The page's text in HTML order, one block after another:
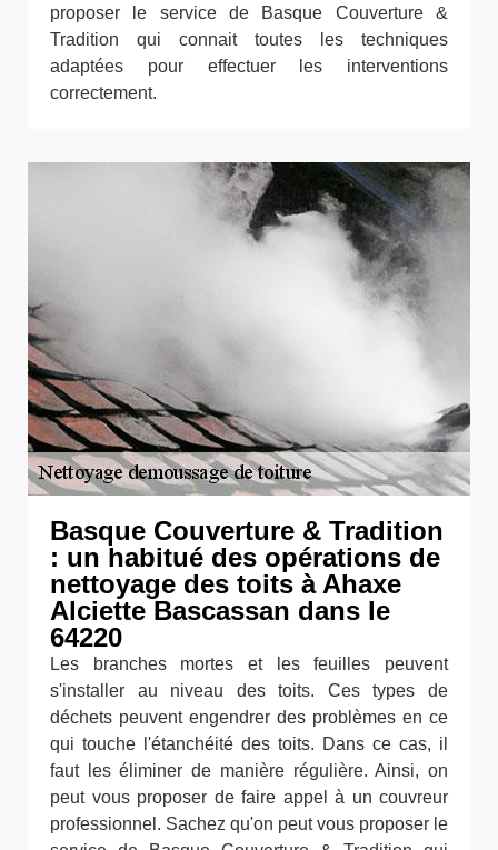
proposer le service de Basque Couverture &
Tradition qui connait toutes les techniques
adaptées pour effectuer les interventions
correctement.
Basque Couverture & Tradition
: un habitué des opérations de
nettoyage des toits à Ahaxe
Alciette Bascassan dans le
64220
Les branches mortes et les feuilles peuvent
s'installer au niveau des toits. Ces types de
déchets peuvent engendrer des problèmes en ce
qui touche l'étanchéité des toits. Dans ce cas, il
faut les éliminer de manière régulière. Ainsi, on
peut vous proposer de faire appel à un couvreur
professionnel. Sachez qu'on peut vous proposer le